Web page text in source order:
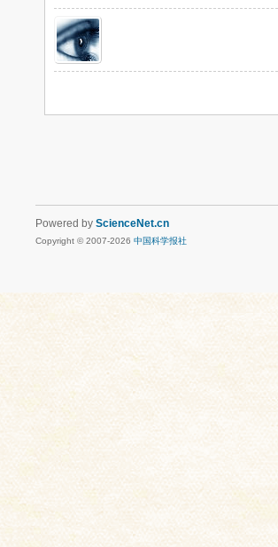
Powered by ScienceNet.cn
Copyright © 2007-2026 中国科学报社